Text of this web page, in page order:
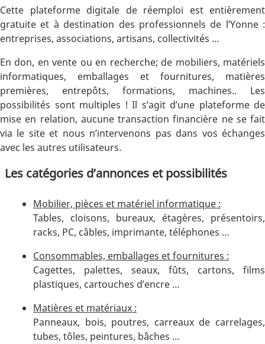
Cette plateforme digitale de réemploi est entièrement
gratuite et à destination des professionnels de l’Yonne :
entreprises, associations, artisans, collectivités …
En don, en vente ou en recherche; de mobiliers, matériels
informatiques, emballages et fournitures, matières
premières, entrepôts, formations, machines.. Les
possibilités sont multiples ! Il s’agit d’une plateforme de
mise en relation, aucune transaction financière ne se fait
via le site et nous n’intervenons pas dans vos échanges
avec les autres utilisateurs.
Les catégories d’annonces et possibilités
Mobilier, pièces et matériel informatique :
Tables, cloisons, bureaux, étagères, présentoirs,
racks, PC, câbles, imprimante, téléphones …
Consommables, emballages et fournitures :
Cagettes, palettes, seaux, fûts, cartons, films
plastiques, cartouches d’encre …
Matières et matériaux :
Panneaux, bois, poutres, carreaux de carrelages,
tubes, tôles, peintures, bâches …